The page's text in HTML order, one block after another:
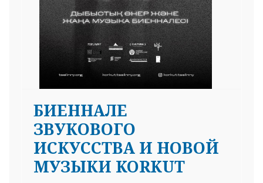
БИЕННАЛЕ
ЗВУКОВОГО
ИСКУССТВА И НОВОЙ
МУЗЫКИ KORKUT